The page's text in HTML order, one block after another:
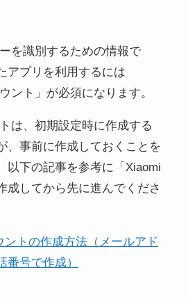
を識別するための情報で
アプリを利用するには
ント」が必須になります。
は、初期設定時に作成する
、事前に作成しておくことを
以下の記事を参考に「Xiaomi
成してから先に進んでくださ
ントの作成方法（メールアド
番号で作成）